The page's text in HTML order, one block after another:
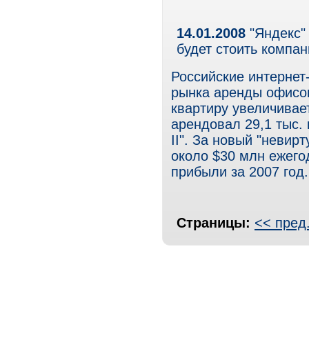
14.01.2008 "Яндекс"
будет стоить
Российские
рынка аренды
квартиру
арендовал 29,1 тыс.
II". За новый
около $30 млн
прибыли за 2007 год.
Страницы: <<